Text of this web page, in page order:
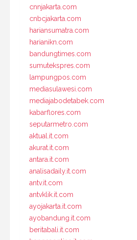
cnnjakarta.com
cnbcjakarta.com
hariansumatra.com
harianikn.com
bandungtimes.com
sumutekspres.com
lampungpos.com
mediasulawesi.com
mediajabodetabek.com
kabarflores.com
seputarmetro.com
aktual.it.com
akurat.it.com
antara.it.com
analisadaily.it.com
antv.it.com
antvklik.it.com
ayojakarta.it.com
ayobandung.it.com
beritabali.it.com